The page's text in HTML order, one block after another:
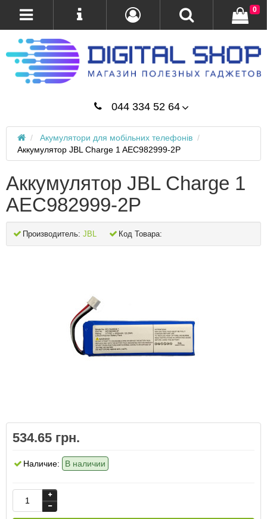
044 334 52 64
0
Акумулятори для мобільних телефонів
Аккумулятор JBL Charge 1 AEC982999-2P
Аккумулятор JBL Charge 1
AEC982999-2P
Производитель: JBL Код Товара:
534.65 грн.
Наличие: В наличии